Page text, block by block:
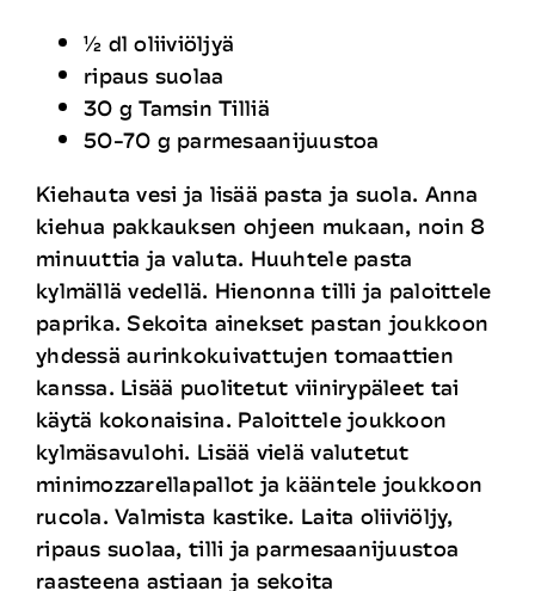
½ dl oliiviöljyä
ripaus suolaa
30 g Tamsin Tilliä
50-70 g parmesaanijuustoa
Kiehauta vesi ja lisää pasta ja suola. Anna
kiehua pakkauksen ohjeen mukaan, noin 8
minuuttia ja valuta. Huuhtele pasta
kylmällä vedellä. Hienonna tilli ja paloittele
paprika. Sekoita ainekset pastan joukkoon
yhdessä aurinkokuivattujen tomaattien
kanssa. Lisää puolitetut viinirypäleet tai
käytä kokonaisina. Paloittele joukkoon
kylmäsavulohi. Lisää vielä valutetut
minimozzarellapallot ja kääntele joukkoon
rucola. Valmista kastike. Laita oliiviöljy,
ripaus suolaa, tilli ja parmesaanijuustoa
raasteena astiaan ja sekoita